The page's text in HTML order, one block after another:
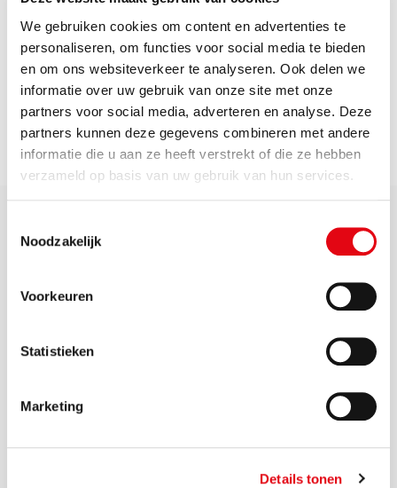
We gebruiken cookies om content en advertenties te
personaliseren, om functies voor social media te bieden
en om ons websiteverkeer te analyseren. Ook delen we
informatie over uw gebruik van onze site met onze
partners voor social media, adverteren en analyse. Deze
partners kunnen deze gegevens combineren met andere
informatie die u aan ze heeft verstrekt of die ze hebben
verzameld op basis van uw gebruik van hun services.
Noodzakelijk
Voorkeuren
Statistieken
Marketing
Details tonen
De Veiligheidsregio is ook op de hoogte. De brandweer
zoekt naar de oorzaak. Voor updates, volg het Twitter-
account van de Veiligheidsregio:
https://twitter.com/VRMWB.
aan een schone, veilige
en duurzame leefomgeving